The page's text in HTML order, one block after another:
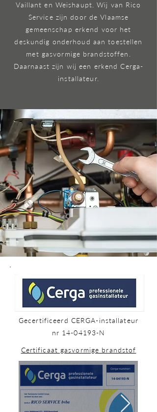
Vaillant en Weishaupt. Wij van Rico
Service zijn door de Vlaamse
gemeenschap erkend voor het
deskundig onderhoud aan toestellen
met gasvormige brandstoffen.
Daarnaast zijn wij een erkend Cerga-
installateur.
Gecertificeerd CERGA-installateur
nr 14-04193-N
Certificaat gasvormige brandstof